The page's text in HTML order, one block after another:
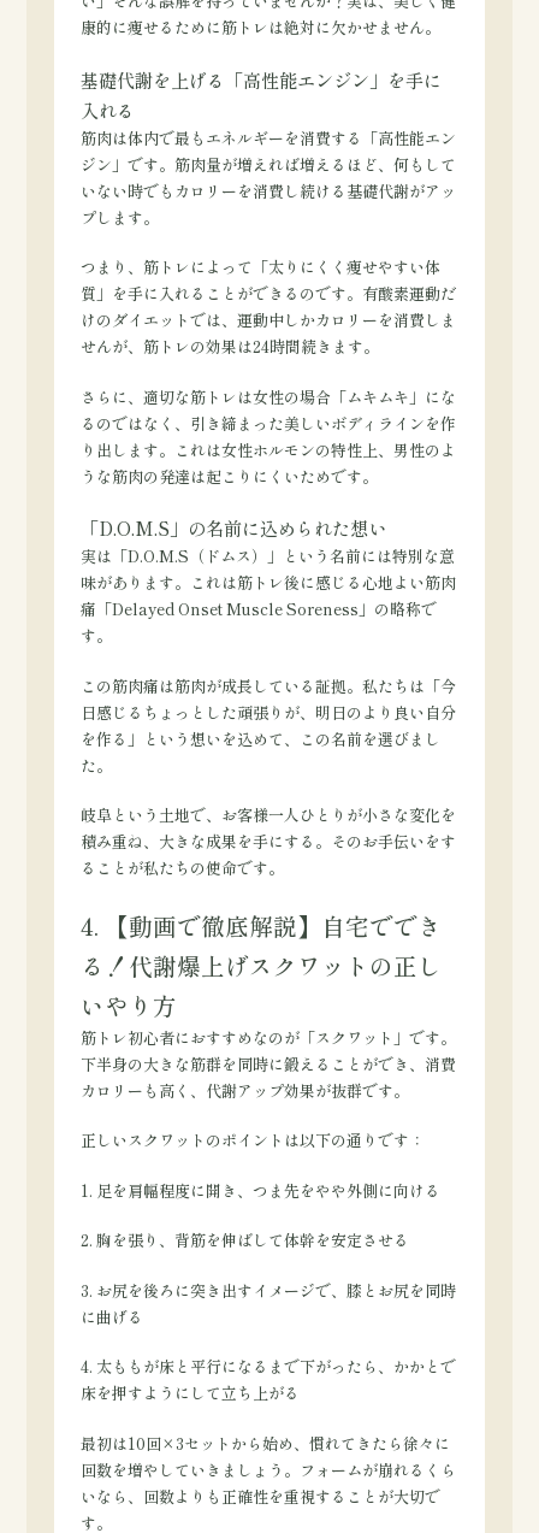
康的に痩せるために筋トレは絶対に欠かせません。
基礎代謝を上げる「高性能エンジン」を手に
入れる
筋肉は体内で最もエネルギーを消費する「高性能エン
ジン」です。筋肉量が増えれば増えるほど、何もして
いない時でもカロリーを消費し続ける基礎代謝がアッ
プします。
つまり、筋トレによって「太りにくく痩せやすい体
質」を手に入れることができるのです。有酸素運動だ
けのダイエットでは、運動中しかカロリーを消費しま
せんが、筋トレの効果は24時間続きます。
さらに、適切な筋トレは女性の場合「ムキムキ」にな
るのではなく、引き締まった美しいボディラインを作
り出します。これは女性ホルモンの特性上、男性のよ
うな筋肉の発達は起こりにくいためです。
「D.O.M.S」の名前に込められた想い
実は「D.O.M.S（ドムス）」という名前には特別な意
味があります。これは筋トレ後に感じる心地よい筋肉
痛「Delayed Onset Muscle Soreness」の略称で
す。
この筋肉痛は筋肉が成長している証拠。私たちは「今
日感じるちょっとした頑張りが、明日のより良い自分
を作る」という想いを込めて、この名前を選びまし
た。
岐阜という土地で、お客様一人ひとりが小さな変化を
積み重ね、大きな成果を手にする。そのお手伝いをす
ることが私たちの使命です。
4. 【動画で徹底解説】自宅ででき
る！代謝爆上げスクワットの正し
いやり方
筋トレ初心者におすすめなのが「スクワット」です。
下半身の大きな筋群を同時に鍛えることができ、消費
カロリーも高く、代謝アップ効果が抜群です。
正しいスクワットのポイントは以下の通りです：
1. 足を肩幅程度に開き、つま先をやや外側に向ける
2. 胸を張り、背筋を伸ばして体幹を安定させる
3. お尻を後ろに突き出すイメージで、膝とお尻を同時
に曲げる
4. 太ももが床と平行になるまで下がったら、かかとで
床を押すようにして立ち上がる
最初は10回×3セットから始め、慣れてきたら徐々に
回数を増やしていきましょう。フォームが崩れるくら
いなら、回数よりも正確性を重視することが大切で
す。